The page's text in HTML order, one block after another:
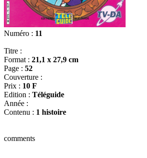
Numéro : 11
Titre :
Format : 21,1 x 27,9 cm
Page : 52
Couverture :
Prix : 10 F
Edition : Téléguide
Année :
Contenu : 1 histoire
comments